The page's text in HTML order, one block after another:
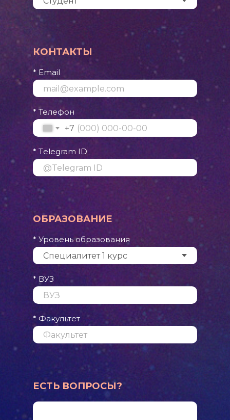
КОНТАКТЫ
* Email
* Телефон
+7
* Тelegram ID
ОБРАЗОВАНИЕ
* Уровень образования
* ВУЗ
* Факультет
ЕСТЬ ВОПРОСЫ?